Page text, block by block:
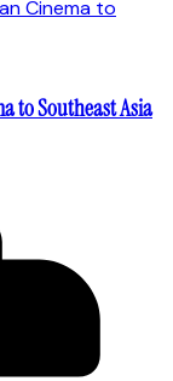
to Southeast Asia